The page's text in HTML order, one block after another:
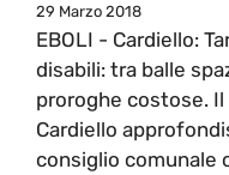
29 Marzo 2018
EBOLI - Cardiello:
disabili: tra balle
proroghe costose.
Cardiello
consiglio comunale